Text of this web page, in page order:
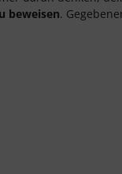
beweisen.